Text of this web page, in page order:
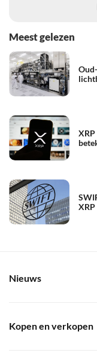
Meest gelezen
Nieuws
Kopen en verkopen